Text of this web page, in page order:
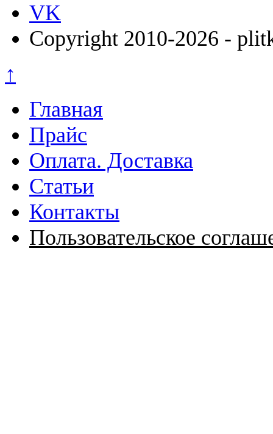
VK
Copyright 2010-2026 -
↑
Главная
Прайс
Оплата. Доставка
Статьи
Контакты
Пользовательское